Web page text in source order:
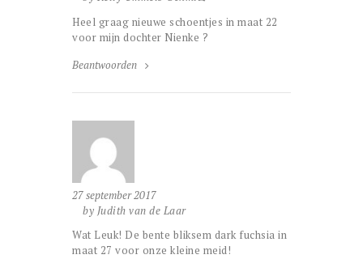
Heel graag nieuwe schoentjes in maat 22
voor mijn dochter Nienke ?
Beantwoorden
27 september 2017
by Judith van de Laar
Wat Leuk! De bente bliksem dark fuchsia in
maat 27 voor onze kleine meid!